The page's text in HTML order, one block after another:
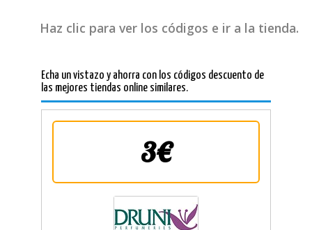
Haz clic para ver los códigos e ir a la tienda.
Echa un vistazo y ahorra con los códigos descuento de
las mejores tiendas online similares.
3€